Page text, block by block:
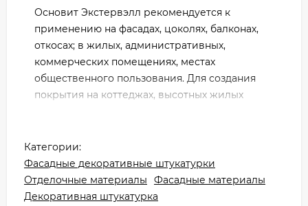
Основит Экстервэлл рекомендуется к
применению на фасадах, цоколях, балконах,
откосах; в жилых, административных,
коммерческих помещениях, местах
общественного пользования. Для создания
покрытия на коттеджах, высотных жилых
виде базы под колеровку и может быть
колерована в соответствии с колеровочной
системой Основит и другими колеровочными
системами. Для ручного и
Категории:
Фасадные декоративные штукатурки
Отделочные материалы
Фасадные материалы
Декоративная штукатурка